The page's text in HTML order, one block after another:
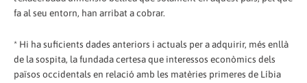
fa al seu entorn, han arribat a cobrar.
* Hi ha suficients dades anteriors i actuals per a adquirir, més enllà
de la sospita, la fundada certesa que interessos econòmics dels
països occidentals en relació amb les matèries primeres de Líbia